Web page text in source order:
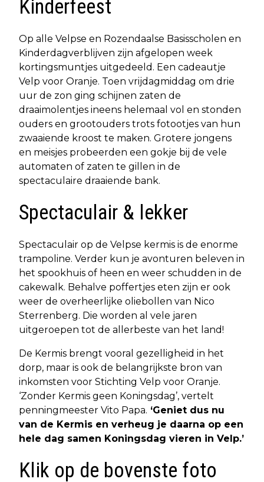
Kinderfeest
Op alle Velpse en Rozendaalse Basisscholen en
Kinderdagverblijven zijn afgelopen week
kortingsmuntjes uitgedeeld. Een cadeautje
Velp voor Oranje. Toen vrijdagmiddag om drie
uur de zon ging schijnen zaten de
draaimolentjes ineens helemaal vol en stonden
ouders en grootouders trots fotootjes van hun
zwaaiende kroost te maken. Grotere jongens
en meisjes probeerden een gokje bij de vele
automaten of zaten te gillen in de
spectaculaire draaiende bank.
Spectaculair & lekker
Spectaculair op de Velpse kermis is de enorme
trampoline. Verder kun je avonturen beleven in
het spookhuis of heen en weer schudden in de
cakewalk. Behalve poffertjes eten zijn er ook
weer de overheerlijke oliebollen van Nico
Sterrenberg. Die worden al vele jaren
uitgeroepen tot de allerbeste van het land!
De Kermis brengt vooral gezelligheid in het
dorp, maar is ook de belangrijkste bron van
inkomsten voor Stichting Velp voor Oranje.
‘Zonder Kermis geen Koningsdag’, vertelt
penningmeester Vito Papa. ‘Geniet dus nu
van de Kermis en verheug je daarna op een
hele dag samen Koningsdag vieren in Velp.’
Klik op de bovenste foto